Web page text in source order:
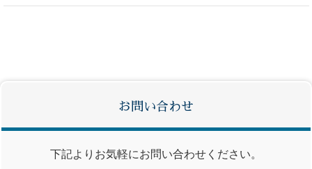
お問い合わせ
下記よりお気軽にお問い合わせください。